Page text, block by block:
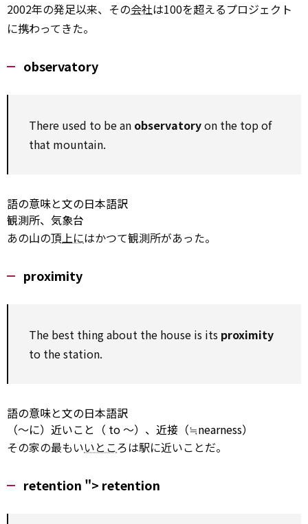
2002年の発足以来、その会社は100を超えるプロジェクト
に携わってきた。
observatory
There used to be an observatoryon the top of
that mountain.
語の意味と文の日本語訳
観測所、気象台
あの山の頂上にはかつて観測所があった。
proximity
The best thing about the house is its proximity
to the station.
語の意味と文の日本語訳
（～に）近いこと（ to～）、近接（≒nearness）
その家の最もいいところは駅に近いことだ。
retention "> retention